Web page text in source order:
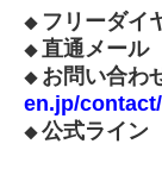
◆ フリーダイ
◆ 直通メール
◆ お問い合わ
en.jp/contact/
◆ 公式ライン